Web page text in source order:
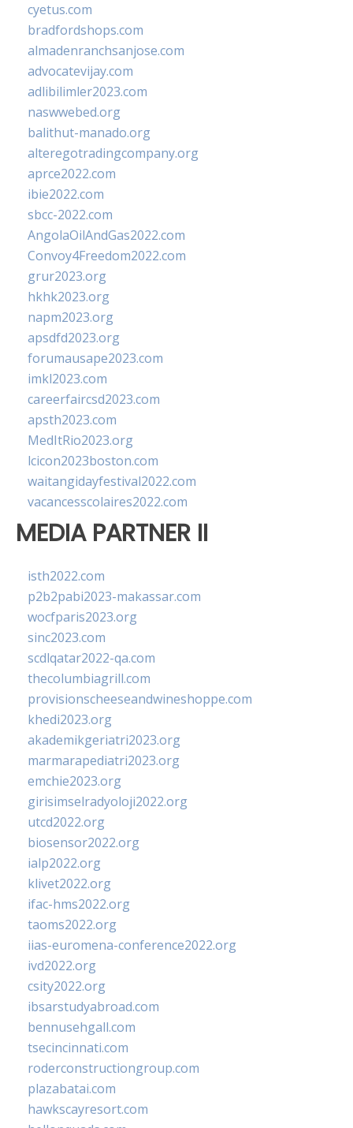
cyetus.com
bradfordshops.com
almadenranchsanjose.com
advocatevijay.com
adlibilimler2023.com
naswwebed.org
balithut-manado.org
alteregotradingcompany.org
aprce2022.com
ibie2022.com
sbcc-2022.com
AngolaOilAndGas2022.com
Convoy4Freedom2022.com
grur2023.org
hkhk2023.org
napm2023.org
apsdfd2023.org
forumausape2023.com
imkl2023.com
careerfaircsd2023.com
apsth2023.com
MedItRio2023.org
lcicon2023boston.com
waitangidayfestival2022.com
vacancesscolaires2022.com
MEDIA PARTNER II
isth2022.com
p2b2pabi2023-makassar.com
wocfparis2023.org
sinc2023.com
scdlqatar2022-qa.com
thecolumbiagrill.com
provisionscheeseandwineshoppe.com
khedi2023.org
akademikgeriatri2023.org
marmarapediatri2023.org
emchie2023.org
girisimselradyoloji2022.org
utcd2022.org
biosensor2022.org
ialp2022.org
klivet2022.org
ifac-hms2022.org
taoms2022.org
iias-euromena-conference2022.org
ivd2022.org
csity2022.org
ibsarstudyabroad.com
bennusehgall.com
tsecincinnati.com
roderconstructiongroup.com
plazabatai.com
hawkscayresort.com